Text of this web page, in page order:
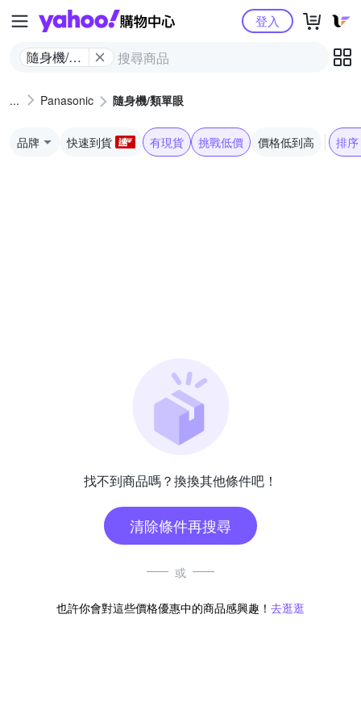
Yahoo購物中心
隨身機/類
登入
Panasonic 隨身機/類單眼
品牌 快速到貨 有現貨 挑戰低價 價格低到高 排序
找不到商品嗎？換換其他條件吧！
清除條件再搜尋
或
也許你會對這些價格優惠中的商品感興趣！ 去逛逛